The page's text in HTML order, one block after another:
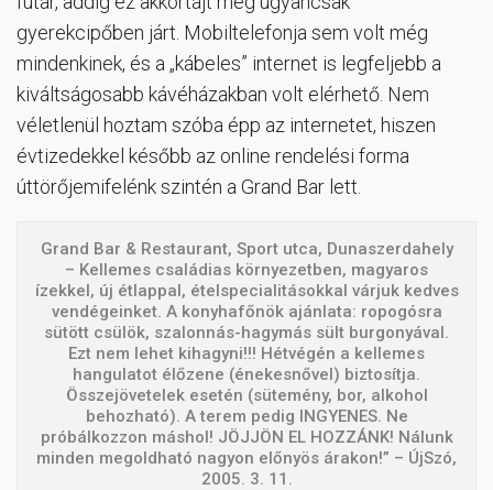
gyerekcipőben járt. Mobiltelefonja sem volt még
mindenkinek, és a „kábeles” internet is legfeljebb a
kiváltságosabb kávéházakban volt elérhető. Nem
véletlenül hoztam szóba épp az internetet, hiszen
évtizedekkel később az online rendelési forma
úttörőjemifelénk szintén a Grand Bar lett.
Grand Bar & Restaurant, Sport utca, Dunaszerdahely
– Kellemes családias környezetben, magyaros
ízekkel, új étlappal, ételspecialitásokkal várjuk kedves
vendégeinket. A konyhafőnök ajánlata: ropogósra
sütött csülök, szalonnás-hagymás sült burgonyával.
Ezt nem lehet kihagyni!!! Hétvégén a kellemes
hangulatot élőzene (énekesnővel) biztosítja.
Összejövetelek esetén (sütemény, bor, alkohol
behozható). A terem pedig INGYENES. Ne
próbálkozzon máshol! JÖJJÖN EL HOZZÁNK! Nálunk
minden megoldható nagyon előnyös árakon!” – ÚjSzó,
2005. 3. 11.